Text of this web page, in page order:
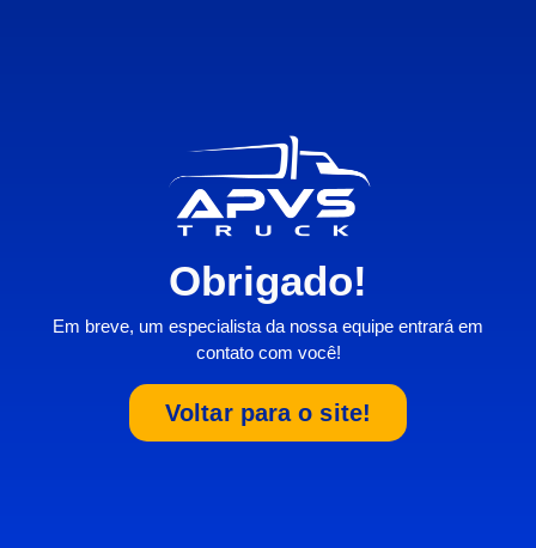
Obrigado!
Em breve, um especialista da nossa equipe entrará em
contato com você!
Voltar para o site!